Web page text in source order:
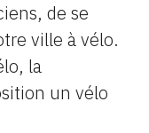
de se
ville à vélo.
la
un vélo